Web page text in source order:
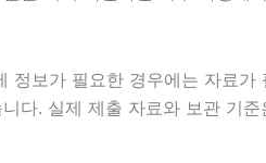
보가 필요한 경우에는 자료
다. 실제 제출 자료와 보관 기